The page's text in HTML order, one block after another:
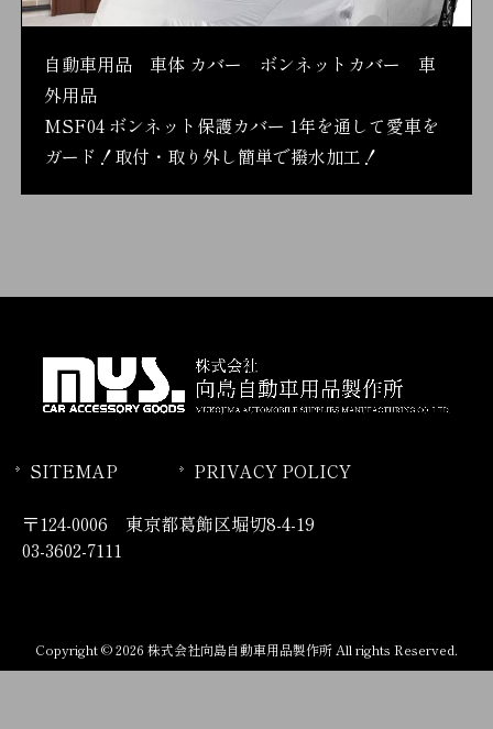
自動車用品 車体 カバー ボンネットカバー 車
外用品
MSF04 ボンネット保護カバー 1年を通して愛車を
ガード！取付・取り外し簡単で撥水加工！
SITEMAP PRIVACY POLICY
〒124-0006 東京都葛飾区堀切8-4-19
03-3602-7111
Copyright © 2026 株式会社向島自動車用品製作所 All rights Reserved.